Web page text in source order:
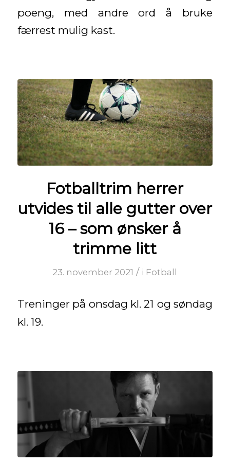
poeng, med andre ord å bruke
færrest mulig kast.
Fotballtrim herrer
utvides til alle gutter over
16 – som ønsker å
trimme litt
23. november 2021 / i Fotball
Treninger på onsdag kl. 21 og søndag
kl. 19.